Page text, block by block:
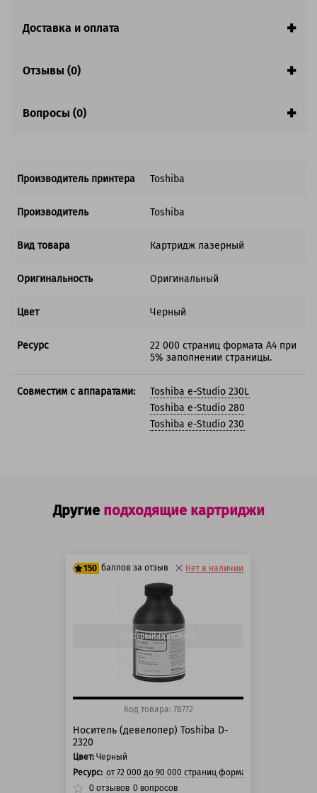
Совместим с аппаратами
Доставка и оплата
Отзывы (0)
Вопросы (0)
Производитель принтера Toshiba
Производитель Toshiba
Вид товара Картридж лазерный
Оригинальность Оригинальный
Цвет Черный
Ресурс
22 000 страниц формата А4 при
5% заполнении страницы.
Совместим с аппаратами:
Toshiba e-Studio 230L
Toshiba e-Studio 280
Toshiba e-Studio 230
Другие подходящие картриджи
150 баллов за отзыв
150 баллов
Нет в наличии
Быстрый просмотр
Код товара: 78772
Носитель (девелопер) Toshiba D-
2320
Цвет: Черный
Ресурс: от 72 000 до 90 000 страниц формата А4 при 5%
0 отзывов 0 вопросов